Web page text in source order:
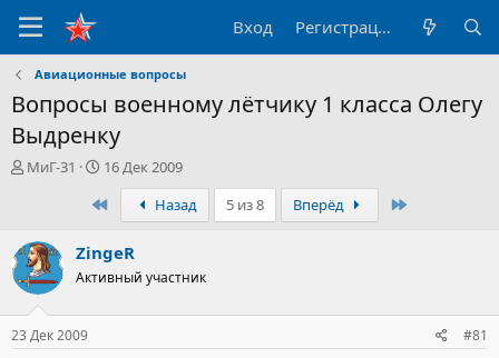
Вход Регистрация
Авиационные вопросы
Вопросы военному лётчику 1 класса Олегу
Выдренку
А
р
т
е
м
ы
МиГ-31
Д
т
н
а
ч
16 Дек 2009
ПервыйНазад 5 из 8 Вперёд
ZingeR
Активный участник
23 Дек 2009 #81